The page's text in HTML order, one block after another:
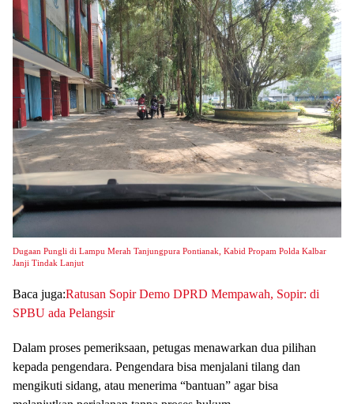
Dugaan Pungli di Lampu Merah Tanjungpura Pontianak, Kabid Propam Polda Kalbar
Janji Tindak Lanjut
Baca juga:Ratusan Sopir Demo DPRD Mempawah, Sopir: di
SPBU ada Pelangsir
Dalam proses pemeriksaan, petugas menawarkan dua pilihan
kepada pengendara. Pengendara bisa menjalani tilang dan
mengikuti sidang, atau menerima “bantuan” agar bisa